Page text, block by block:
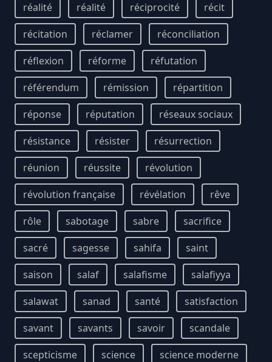
réalité
réalité réciprocité
récit
récitation
réclamer
réconciliation
réflexion
réforme
réfutation
référendum
rémission
répartition
réponse
réputation
réseaux sociaux
résistance
résister
résurrection
réunion
réussite
révolution
révolution française
révélation
rêve
rôle
sabotage sabre
sacrifice
sacré
sagesse sahifa
saint
saison
salaf salafisme
salafiyya
salawat
sanad santé
satisfaction
savant
savants savoir
scandale
scepticisme
science
science moderne